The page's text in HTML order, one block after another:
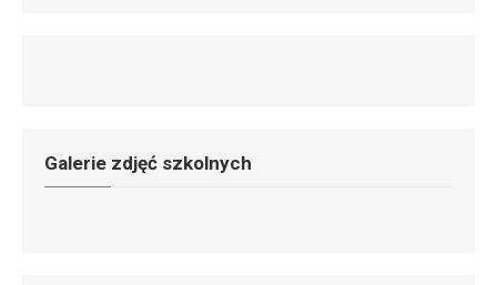
Galerie zdjęć szkolnych